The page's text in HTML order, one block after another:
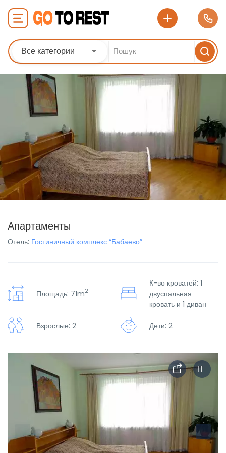
Все категории
Апартаменты
Отель: Гостиничный комплекс “Бабаево”
Площадь: 71m2
К-во кроватей: 1
двуспальная
кровать и 1 диван
Взрослые: 2 Дети: 2